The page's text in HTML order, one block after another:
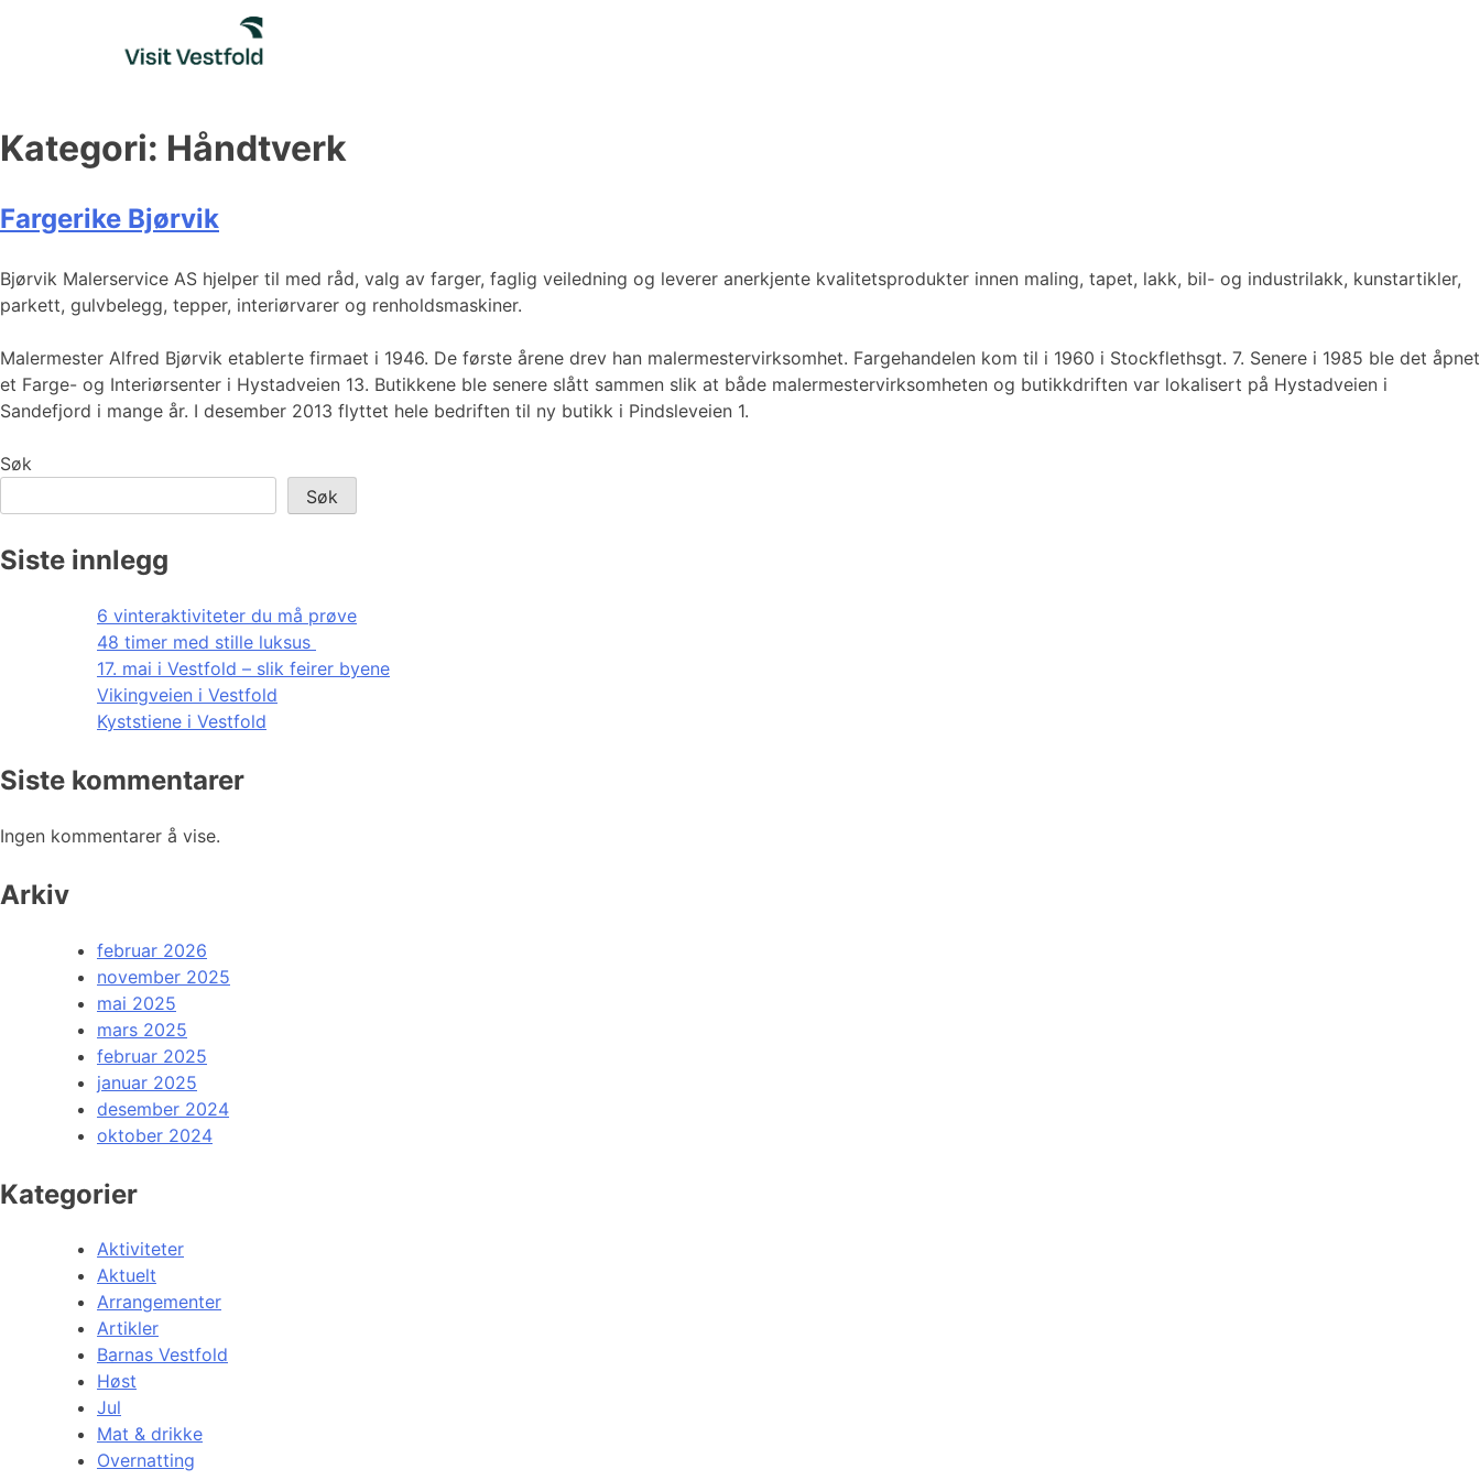
Kategori: Håndtverk
Fargerike Bjørvik
Bjørvik Malerservice AS hjelper til med råd, valg av farger, faglig veiledning og leverer anerkjente kvalitetsprodukter innen maling, tapet, lakk, bil- og industrilakk, kunstartikler,
parkett, gulvbelegg, tepper, interiørvarer og renholdsmaskiner.
Malermester Alfred Bjørvik etablerte firmaet i 1946. De første årene drev han malermestervirksomhet. Fargehandelen kom til i 1960 i Stockflethsgt. 7. Senere i 1985 ble det åpnet
et Farge- og Interiørsenter i Hystadveien 13. Butikkene ble senere slått sammen slik at både malermestervirksomheten og butikkdriften var lokalisert på Hystadveien i
Sandefjord i mange år. I desember 2013 flyttet hele bedriften til ny butikk i Pindsleveien 1.
Søk
Søk
Siste innlegg
6 vinteraktiviteter du må prøve
48 timer med stille luksus
17. mai i Vestfold – slik feirer byene
Vikingveien i Vestfold
Kyststiene i Vestfold
Siste kommentarer
Ingen kommentarer å vise.
Arkiv
februar 2026
november 2025
mai 2025
mars 2025
februar 2025
januar 2025
desember 2024
oktober 2024
Kategorier
Aktiviteter
Aktuelt
Arrangementer
Artikler
Barnas Vestfold
Høst
Jul
Mat & drikke
Overnatting